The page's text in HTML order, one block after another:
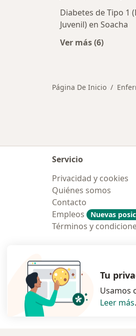
Diabetes de Tipo 1
Juvenil) en Soacha
Ver más (6)
Página De Inicio
Servicio
Privacidad y cookies
Quiénes somos
Contacto
Empleos
Nuevas
Términos y
Tu
Usamos
Leer más.